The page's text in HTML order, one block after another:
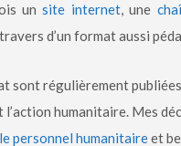
unsite internet, une
d’un format aussi
sont régulièrement
humanitaire. Mes
personnel humanitaireet